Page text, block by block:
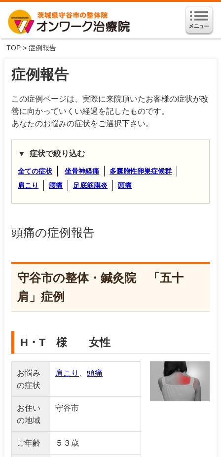
TOP > 症例報告
症例報告
この症例ページは、実際に来院頂いたお客様の症状が改
善に向かっていくい経過を記したものです。
あなたのお悩みの症状をご選択下さい。
症状で絞り込む
全ての症状 坐骨神経痛
多嚢胞性卵巣症候群
肩こり
腰痛 足底筋膜炎 頭痛
頭痛の症例報告
守谷市の整体・鍼灸院 「五十
肩」症例
H・T 様 女性
お悩み
の症状
肩こり 、頭痛
お住い
の地域
守谷市
ご年齢 ５３歳